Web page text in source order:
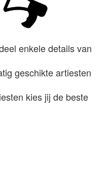
enkele details van
geschikte artiesten
kies jij de beste